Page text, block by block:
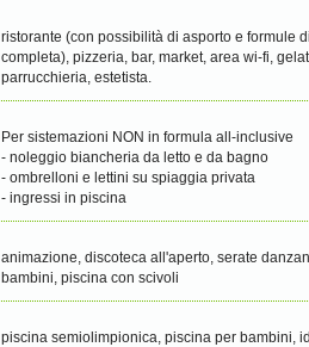
ristorante (con possibilità di asporto e formule
completa), pizzeria, bar, market, area wi-fi,
parrucchieria, estetista.
Per sistemazioni NON in formula all-inclusive
- noleggio biancheria da letto e da bagno
- ombrelloni e lettini su spiaggia privata
- ingressi in piscina
animazione, discoteca all'aperto, serate
bambini, piscina con scivoli
piscina semiolimpionica, piscina per bambini,